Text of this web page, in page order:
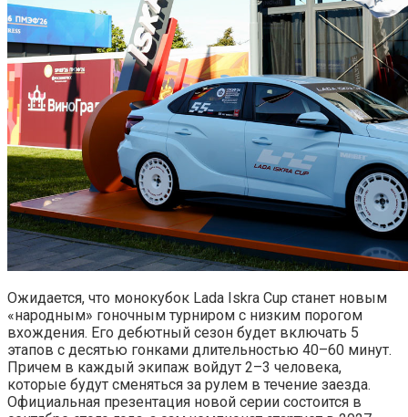
Ожидается, что монокубок Lada Iskra Cup станет новым
«народным» гоночным турниром с низким порогом
вхождения. Его дебютный сезон будет включать 5
этапов с десятью гонками длительностью 40–60 минут.
Причем в каждый экипаж войдут 2–3 человека,
которые будут сменяться за рулем в течение заезда.
Официальная презентация новой серии состоится в